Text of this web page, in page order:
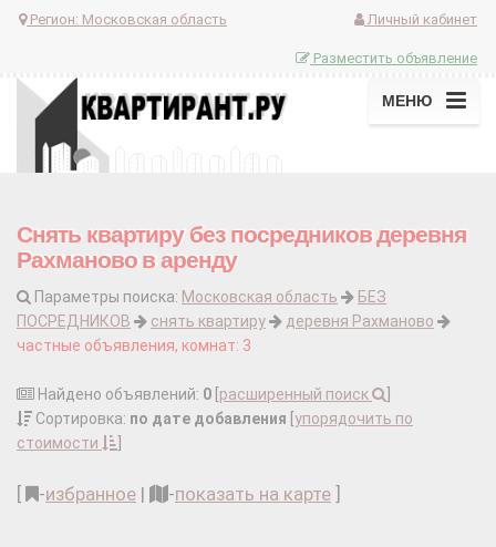
Регион: Московская область Личный кабинет
Разместить объявление
МЕНЮ
Снять квартиру без посредников деревня
Рахманово в аренду
Параметры поиска: Московская область
БЕЗ
ПОСРЕДНИКОВ
снять квартиру
деревня Рахманово
частные объявления, комнат: 3
Найдено объявлений: 0 расширенный поиск
Сортировка: по дате добавления упорядочить по
стоимости
-избранное | -показать на карте